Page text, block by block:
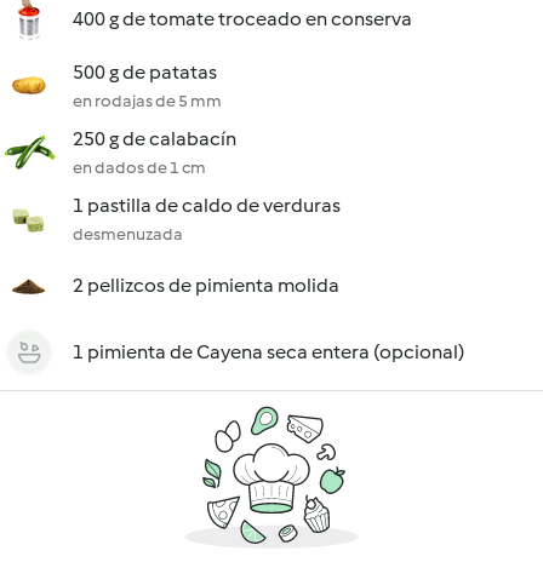
400 g de tomate troceado en conserva
500 g de patatas
en rodajas de 5 mm
250 g de calabacín
en dados de 1 cm
1 pastilla de caldo de verduras
desmenuzada
2 pellizcos de pimienta molida
1 pimienta de Cayena seca entera (opcional)